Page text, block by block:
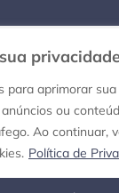
para aprimorar
ou
Ao continuar,
Política de